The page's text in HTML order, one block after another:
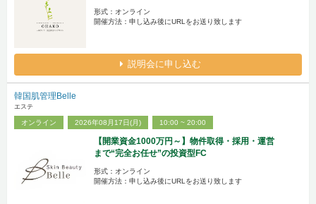
形式：オンライン
開催方法：申し込み後にURLをお送り致します
説明会に申し込む
韓国肌管理Belle
エステ
オンライン 2026年08月17日(月) 10:00 ~ 20:00
【開業資金1000万円～】物件取得・採用・運営
まで“完全お任せ”の投資型FC
形式：オンライン
開催方法：申し込み後にURLをお送り致します